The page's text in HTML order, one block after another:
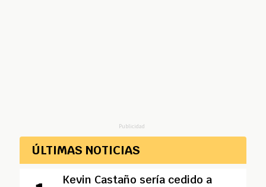
Publicidad
ÚLTIMAS NOTICIAS
Kevin Castaño sería cedido a